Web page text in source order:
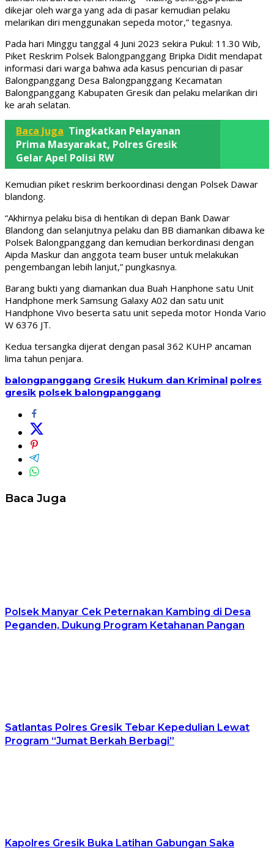
dikejar oleh warga yang ada di pasar kemudian pelaku
melarikan diri menggunakan sepeda motor,” tegasnya.
Pada hari Minggu tanggal 4 Juni 2023 sekira Pukul: 11.30 Wib,
Piket Reskrim Polsek Balongpanggang Bripka Didit mendapat
informasi dari warga bahwa ada kasus pencurian di pasar
Balongpanggang Desa Balongpanggang Kecamatan
Balongpanggang Kabupaten Gresik dan pelaku melarikan diri
ke arah selatan.
Baca Juga Tingkatkan Pelayanan
Prima Masyarakat, Polres Gresik
Gelar Apel Polisi RW
Kemudian piket reskrim berkoordinasi dengan Polsek Dawar
blandong.
“Akhirnya pelaku bisa di hentikan di depan Bank Dawar
Blandong dan selanjutnya pelaku dan BB diamankan dibawa ke
Polsek Balongpanggang dan kemudian berkordinasi dengan
Aipda Maskur dan anggota team buser untuk melakukan
pengembangan lebih lanjut,” pungkasnya.
Barang bukti yang diamankan dua Buah Hanphone satu Unit
Handphone merk Samsung Galaxy A02 dan satu unit
Handphone Vivo beserta satu unit sepeda motor Honda Vario
W 6376 JT.
Kedua tersangka dijerat dengan pasal 362 KUHP ancaman
lima tahun penjara.
balongpanggang Gresik Hukum dan Kriminal polres
gresik polsek balongpanggang
Baca Juga
Polsek Manyar Cek Peternakan Kambing di Desa
Peganden, Dukung Program Ketahanan Pangan
Satlantas Polres Gresik Tebar Kepedulian Lewat
Program “Jumat Berkah Berbagi”
Kapolres Gresik Buka Latihan Gabungan Saka